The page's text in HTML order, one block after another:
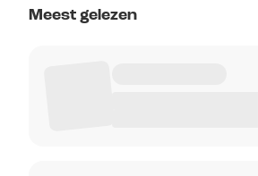
Meest gelezen